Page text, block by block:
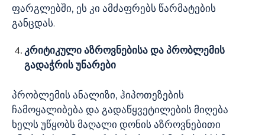
ფარგლებში, ეს კი ამძაფრებს წარმატების
განცდას.
კრიტიკული აზროვნებისა და პრობლემის
გადაჭრის უნარები
პრობლემის ანალიზი, ჰიპოთეზების
ჩამოყალიბება და გადაწყვეტილების მიღება
ხელს უწყობს მაღალი დონის აზროვნებითი